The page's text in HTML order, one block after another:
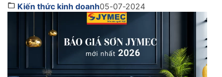
2026. Tuy nhiên, để vận hành hiệu quả bạn không chỉ
cần chuẩn bị nguồn vốn tốt mà còn phải lựa […]
Kiến thức kinh doanh05-07-2024